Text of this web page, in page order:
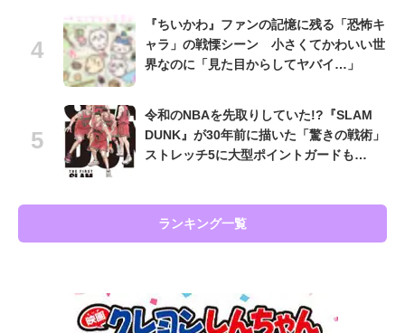
『ちいかわ』ファンの記憶に残る「恐怖キ
ャラ」の戦慄シーン 小さくてかわいい世
界なのに「見た目からしてヤバイ…」
令和のNBAを先取りしていた!?『SLAM
DUNK』が30年前に描いた「驚きの戦術」
ストレッチ5に大型ポイントガードも…
ランキング一覧